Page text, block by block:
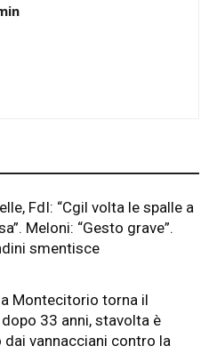
FdI: “Cgil volta le spalle a
Meloni: “Gesto grave”.
smentisce
a Montecitorio torna il
33 anni, stavolta è
dai vannacciani contro la